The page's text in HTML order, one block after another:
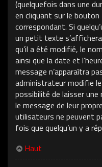
(quelquefois dans une
en cliquant sur le bouton
correspondant. Si
un petit texte
qu’il a été modifié, le
ainsi que la date et
message n’apparaîtra
administrateur modifie
possibilité de laisser
le message de leur
utilisateurs ne peuvent
fois que quelqu’un y a
Haut